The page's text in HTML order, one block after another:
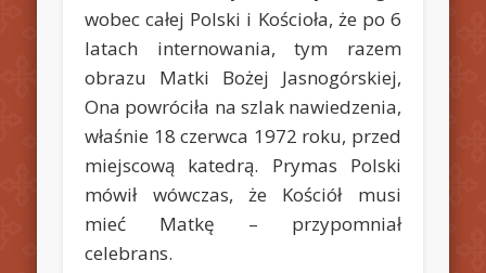
wobec całej Polski i Kościoła, że po 6
latach internowania, tym razem
obrazu Matki Bożej Jasnogórskiej,
Ona powróciła na szlak nawiedzenia,
właśnie 18 czerwca 1972 roku, przed
miejscową katedrą. Prymas Polski
mówił wówczas, że Kościół musi
mieć Matkę – przypomniał
celebrans.